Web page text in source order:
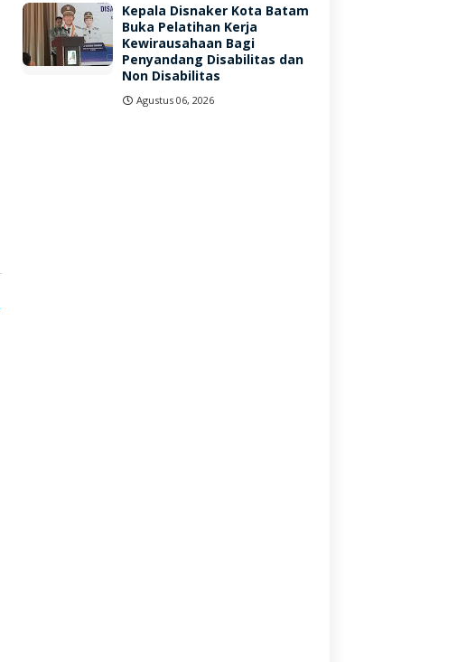
Kepala Disnaker Kota Batam
Buka Pelatihan Kerja
Kewirausahaan Bagi
Penyandang Disabilitas dan
Non Disabilitas
Agustus 06, 2026